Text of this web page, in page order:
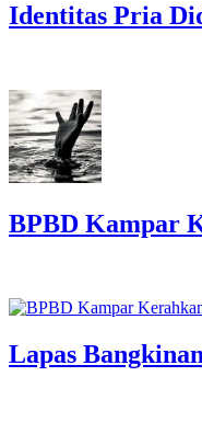
Identitas Pria
BPBD Kampar
Lapas